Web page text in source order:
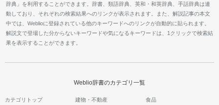
辞典」を利用することができます。辞書、類語辞典、英和・和英辞典、手話辞典は連
動しており、それぞれの検索結果へのリンクが表示されます。また、解説記事の本文
中では、Weblioに登録されている他のキーワードへのリンクが自動的に貼られます。
解説文で登場した分からないキーワードや気になるキーワードは、1クリックで検索結
果を表示することができます。
Weblio辞書のカテゴリ一覧
カテゴリトップ 建物・不動産 食品